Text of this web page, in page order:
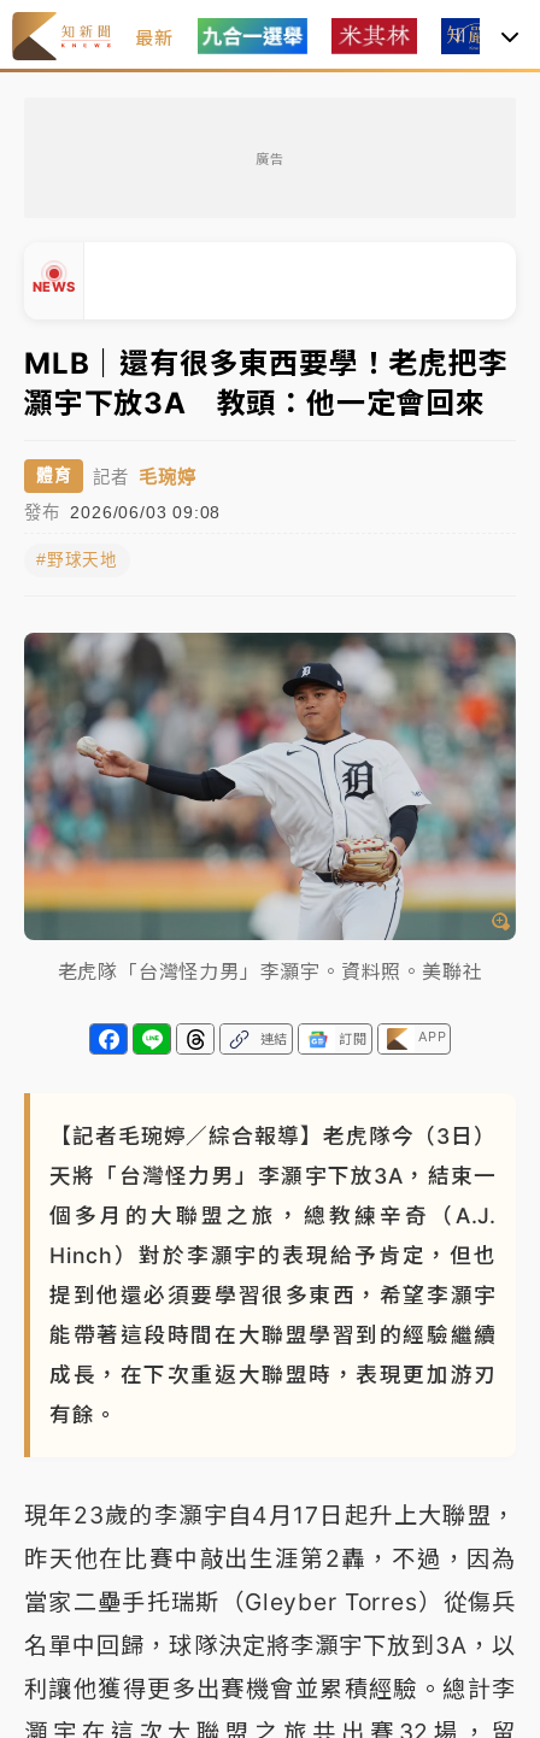
最新
廣告
NEWS
中信慈善基金會想增加董事人數！辜仲諒向法院聲請遭
駁 理由曝光
故宮《龍藏經》特展第2檔！今線上預約開賣一度塞車
周六起展出延長至晚上7時
台東農業處長涉圖利渡假村！東檢抗告成功 今重開羈
父親節泡湯了！中颱白海豚雨彈轟3天 「紅到發紫」降
雨熱區曝
暑假過三周才推「E宿新北打卡趣」！抽獎程序複雜 觀
旅局回應了
中信慈善基金會想增加董事人數！辜仲諒向法院聲請遭
駁 理由曝光
故宮《龍藏經》特展第2檔！今線上預約開賣一度塞車
周六起展出延長至晚上7時
台東農業處長涉圖利渡假村！東檢抗告成功 今重開羈
押庭
父親節泡湯了！中颱白海豚雨彈轟3天 「紅到發紫」降
雨熱區曝
MLB｜還有很多東西要學！老虎把李
灝宇下放3A 教頭：他一定會回來
體育 記者 毛琬婷
發布 2026/06/03 09:08
#野球天地
老虎隊「台灣怪力男」李灝宇。資料照。美聯社
連結 訂閱 APP
【記者毛琬婷／綜合報導】老虎隊今（3日）
天將「台灣怪力男」李灝宇下放3A，結束一
個多月的大聯盟之旅，總教練辛奇（A.J.
Hinch）對於李灝宇的表現給予肯定，但也
提到他還必須要學習很多東西，希望李灝宇
能帶著這段時間在大聯盟學習到的經驗繼續
成長，在下次重返大聯盟時，表現更加游刃
有餘。
現年23歲的李灝宇自4月17日起升上大聯盟，
昨天他在比賽中敲出生涯第2轟，不過，因為
當家二壘手托瑞斯（Gleyber Torres）從傷兵
名單中回歸，球隊決定將李灝宇下放到3A，以
利讓他獲得更多出賽機會並累積經驗。總計李